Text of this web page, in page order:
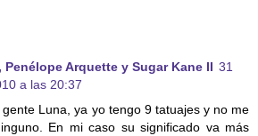
Penélope Arquette y Sugar Kane II 31
a las 20:37
Luna, ya yo tengo 9 tatuajes y no me
En mi caso su significado va más